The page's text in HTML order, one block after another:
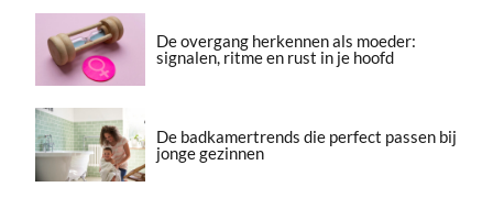
De overgang herkennen als moeder:
signalen, ritme en rust in je hoofd
De badkamertrends die perfect passen bij
jonge gezinnen